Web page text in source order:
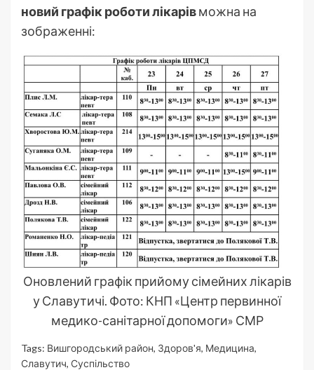
новий графік роботи лікарівможна на
зображенні:
Оновлений графік прийому сімейних лікарів
у Славутичі. Фото: КНП «Центр первинної
медико-санітарної допомоги» СМР
Tags: Вишгородський район, Здоров'я, Медицина,
Славутич, Суспільство